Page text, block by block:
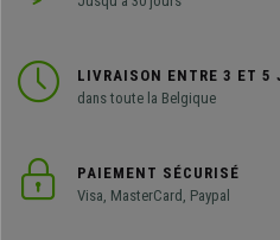
LIVRAISON ENTRE 3 ET 5
dans toute la Belgique
PAIEMENT SÉCURISÉ
Visa, MasterCard, Paypal